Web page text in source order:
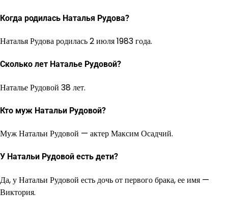
Когда родилась Наталья Рудова?
Наталья Рудова родилась 2 июля 1983 года.
Сколько лет Наталье Рудовой?
Наталье Рудовой 38 лет.
Кто муж Натальи Рудовой?
Муж Натальи Рудовой — актер Максим Осадчий.
У Натальи Рудовой есть дети?
Да, у Натальи Рудовой есть дочь от первого брака, ее имя —
Виктория.